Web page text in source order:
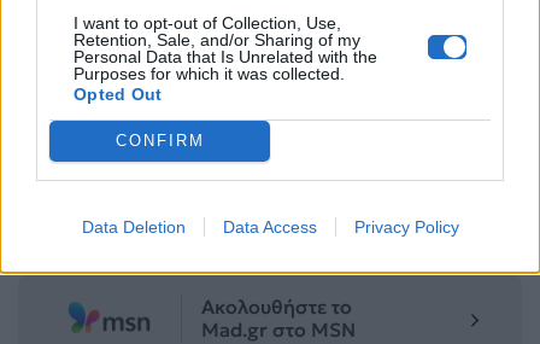
I want to opt-out of Collection, Use,
Retention, Sale, and/or Sharing of my
Personal Data that Is Unrelated with the
Purposes for which it was collected.
Opted Out
CONFIRM
Data Deletion Data Access Privacy Policy
Facebook, επικοινωνήστε μέσω
ακολουθήστε μας στοInstagram.
ΑΘΗΝΑ ΟΙΚΟΝΟΜΑΚΟΥ
ΤΣΙΜΤΣΙΛΗ
Mad.gr στο Google
News
Ακολουθήστε το
Mad.gr στο MSN